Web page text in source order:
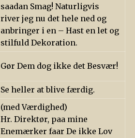
saadan Smag! Naturligvis
river jeg nu det hele ned og
anbringer i en – Hast en let og
stilfuld Dekoration.
Gør Dem dog ikke det Besvær!
Se heller at blive færdig.
(med Værdighed)
Hr. Direktør, paa mine
Enemærker faar De ikke Lov